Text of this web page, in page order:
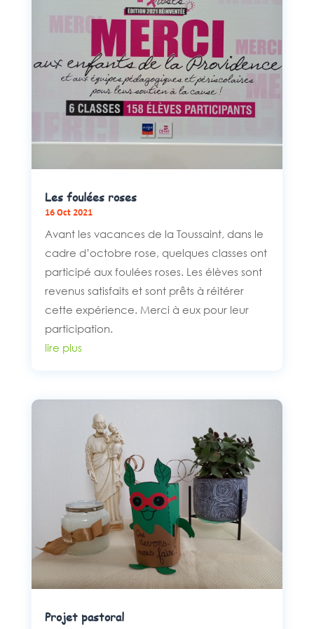
Les foulées roses
16 Oct 2021
Avant les vacances de la Toussaint, dans le
cadre d’octobre rose, quelques classes ont
participé aux foulées roses. Les élèves sont
revenus satisfaits et sont prêts à réitérer
cette expérience. Merci à eux pour leur
participation.
lire plus
Projet pastoral